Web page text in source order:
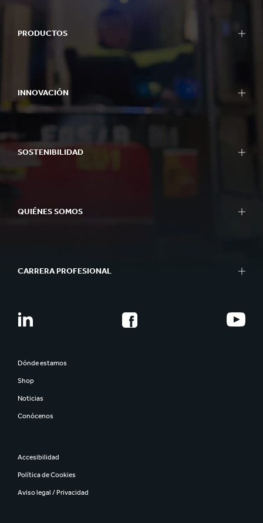
PRODUCTOS
INNOVACIÓN
SOSTENIBILIDAD
QUIÉNES SOMOS
CARRERA PROFESIONAL
Dónde estamos
Shop
Noticias
Conócenos
Accesibilidad
Política de Cookies
Aviso legal / Privacidad